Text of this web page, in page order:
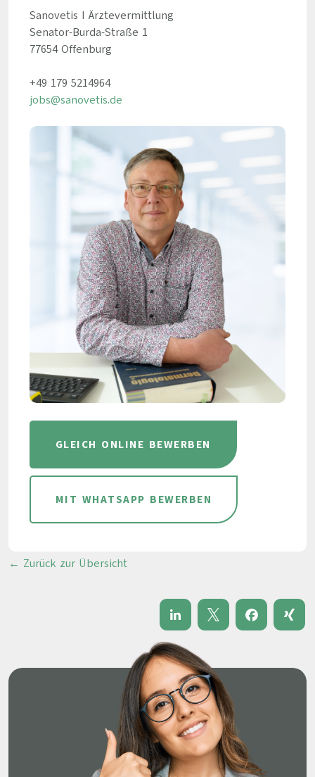
Sanovetis I Ärztevermittlung
Senator-Burda-Straße 1
77654 Offenburg
+49 179 5214964
jobs@sanovetis.de
GLEICH ONLINE BEWERBEN
MIT WHATSAPP BEWERBEN
← Zurück zur Übersicht